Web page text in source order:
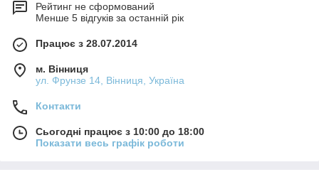
Рейтинг не сформований
Менше 5 відгуків за останній рік
Працює з 28.07.2014
м. Вінниця
ул. Фрунзе 14, Вінниця, Україна
Контакти
Сьогодні працює з 10:00 до 18:00
Показати весь графік роботи